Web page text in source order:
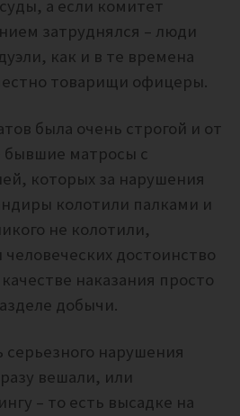
а если комитет
затруднялся – люди
как и в те времена
товарищи офицеры.
была очень строгой и от
бывшие матросы с
которых за нарушения
колотили палками и
не колотили,
человеческих достоинство
наказания просто
добычи.
серьезного нарушения
вешали, или
– то есть высадке на